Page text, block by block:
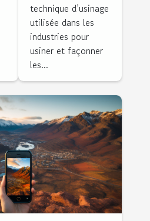
technique d’usinage
utilisée dans les
industries pour
usiner et façonner
les...